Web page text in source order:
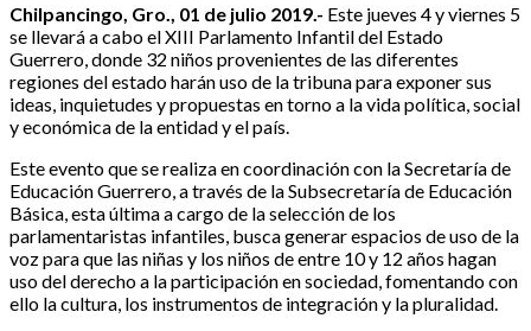
Chilpancingo, Gro., 01 de julio 2019.- Este jueves 4 y viernes 5
se llevará a cabo el XIII Parlamento Infantil del Estado
Guerrero, donde 32 niños provenientes de las diferentes
regiones del estado harán uso de la tribuna para exponer sus
ideas, inquietudes y propuestas en torno a la vida política, social
y económica de la entidad y el país.
Este evento que se realiza en coordinación con la Secretaría de
Educación Guerrero, a través de la Subsecretaría de Educación
Básica, esta última a cargo de la selección de los
parlamentaristas infantiles, busca generar espacios de uso de la
voz para que las niñas y los niños de entre 10 y 12 años hagan
uso del derecho a la participación en sociedad, fomentando con
ello la cultura, los instrumentos de integración y la pluralidad.